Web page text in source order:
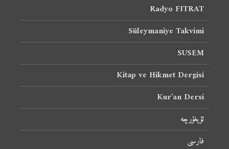
Radyo FITRAT
Süleymaniye Takvimi
SUSEM
Kitap ve Hikmet Dergisi
Kur’an Dersi
ئۇيغۇرچە
فارسی